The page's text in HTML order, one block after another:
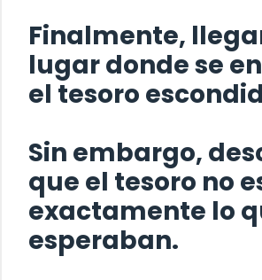
Finalmente,
lugar donde se
el tesoro
Sin embargo,
que el tesoro no
exactamente lo
esperaban.